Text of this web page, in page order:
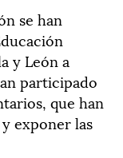
se han
y León a
participado
que han
exponer las